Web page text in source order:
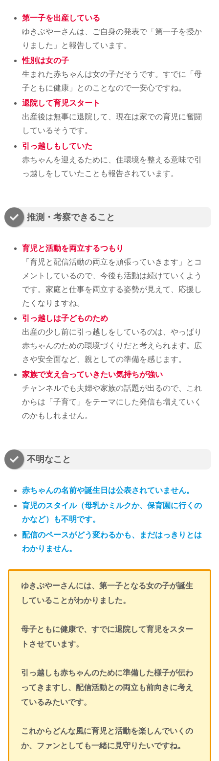
第一子を出産している
ゆきぶやーさんは、ご自身の発表で「第一子を授か
りました」と報告しています。
性別は女の子
生まれた赤ちゃんは女の子だそうです。すでに「母
子ともに健康」とのことなので一安心ですね。
退院して育児スタート
出産後は無事に退院して、現在は家での育児に奮闘
しているそうです。
引っ越しもしていた
赤ちゃんを迎えるために、住環境を整える意味で引
っ越しをしていたことも報告されています。
推測・考察できること
育児と活動を両立するつもり
「育児と配信活動の両立を頑張っていきます」とコ
メントしているので、今後も活動は続けていくよう
です。家庭と仕事を両立する姿勢が見えて、応援し
たくなりますね。
引っ越しは子どものため
出産の少し前に引っ越しをしているのは、やっぱり
赤ちゃんのための環境づくりだと考えられます。広
さや安全面など、親としての準備を感じます。
家族で支え合っていきたい気持ちが強い
チャンネルでも夫婦や家族の話題が出るので、これ
からは「子育て」をテーマにした発信も増えていく
のかもしれません。
不明なこと
赤ちゃんの名前や誕生日 は公表されていません。
育児のスタイル（母乳かミルクか、保育園に行くの
かなど）も不明です。
配信のペースがどう変わるかも、まだはっきりとは
わかりません。
ゆきぶやーさんには、第一子となる女の子が誕生
していることがわかりました。
母子ともに健康で、すでに退院して育児をスター
トさせています。
引っ越しも赤ちゃんのために準備した様子が伝わ
ってきますし、配信活動との両立も前向きに考え
ているみたいです。
これからどんな風に育児と活動を楽しんでいくの
か、ファンとしても一緒に見守りたいですね。